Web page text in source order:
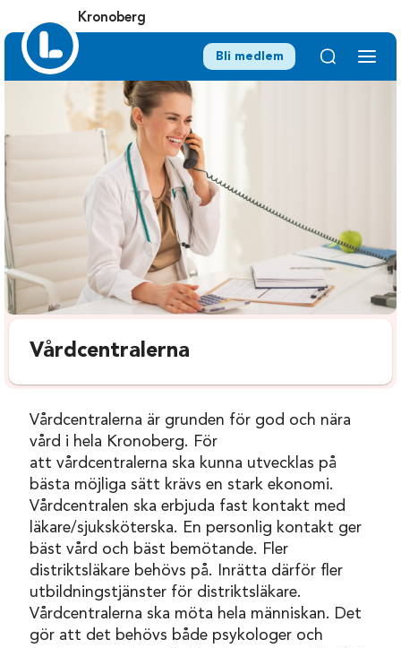
Kronoberg
Bli medlem
Vårdcentralerna
Vårdcentralerna är grunden för god och nära
vård i hela Kronoberg. För
att vårdcentralerna ska kunna utvecklas på
bästa möjliga sätt krävs en stark ekonomi.
Vårdcentralen ska erbjuda fast kontakt med
läkare/sjuksköterska. En personlig kontakt ger
bäst vård och bäst bemötande. Fler
distriktsläkare behövs på. Inrätta därför fler
utbildningstjänster för distriktsläkare.
Vårdcentralerna ska möta hela människan. Det
gör att det behövs både psykologer och